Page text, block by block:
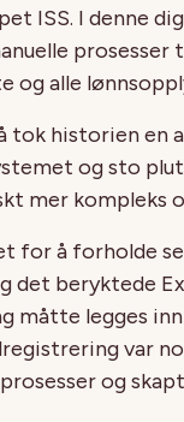
ISS. I denne
prosesser
og alle
tok historien en
og sto
mer kompleks
for å forholde
det beryktede
måtte legges
var
og